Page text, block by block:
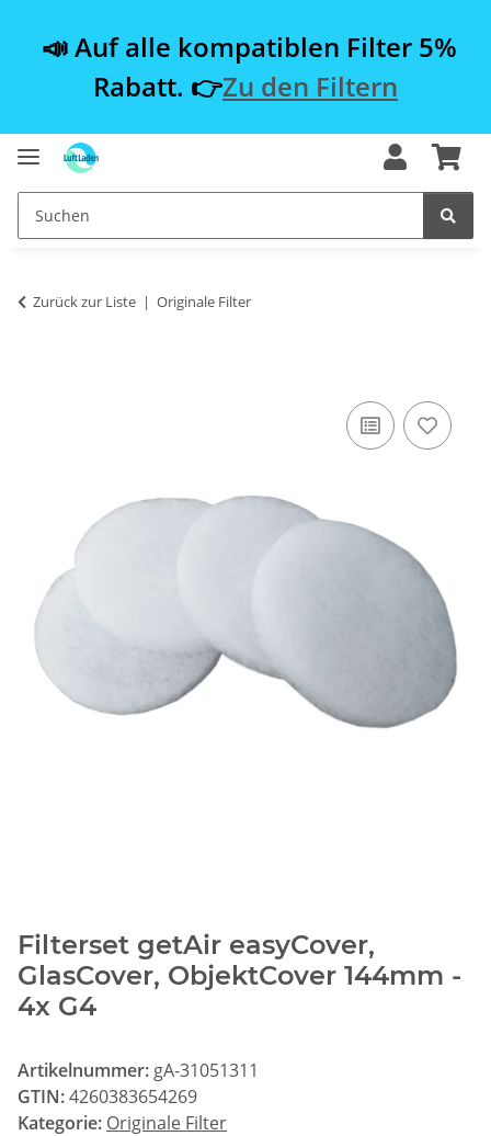
📣 Auf alle kompatiblen Filter 5%
Rabatt. 👉Zu den Filtern
Zurück zur Liste Originale Filter
Filterset getAir easyCover,
GlasCover, ObjektCover 144mm -
4x G4
Artikelnummer: gA-31051311
GTIN:4260383654269
Kategorie: Originale Filter